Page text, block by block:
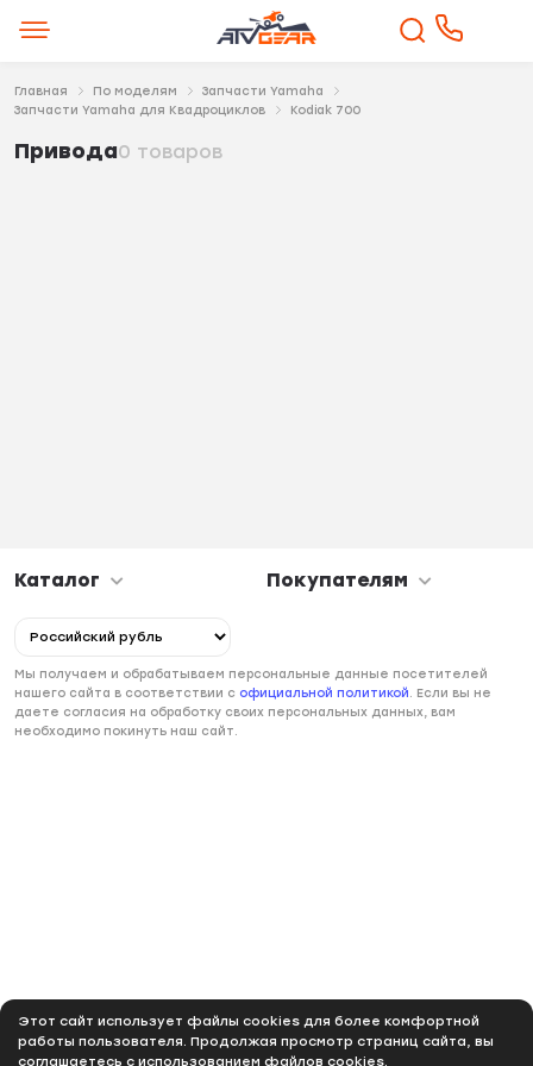
Этот сайт использует файлы cookies для более комфортной
работы пользователя. Продолжая просмотр страниц сайта, вы
соглашаетесь с использованием файлов cookies.
Главная По моделям
Запчасти Yamaha
Запчасти Yamaha для Квадроциклов
Kodiak 700
Привода0 товаров
Каталог Покупателям
Мы получаем и обрабатываем персональные данные посетителей
нашего сайта в соответствии с официальной политикой. Если вы не
даете согласия на обработку своих персональных данных, вам
необходимо покинуть наш сайт.